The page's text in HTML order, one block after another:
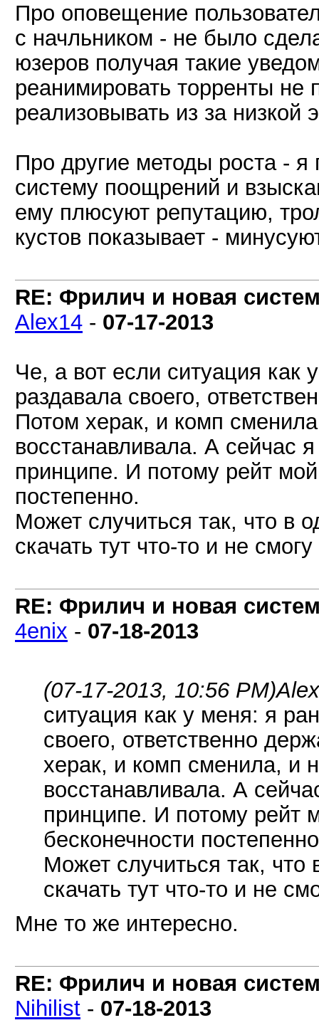
Про оповещение
с начльником - не было
юзеров получая такие
реанимировать торренты не
реализовывать из за низкой
Про другие методы роста -
систему поощрений и
ему плюсуют репутацию,
кустов показывает -
RE: Фрилич и новая
Alex14 - 07-17-2013
Че, а вот если ситуация как
раздавала своего,
Потом херак, и комп
восстанавливала. А сейчас
принципе. И потому рейт
постепенно.
Может случиться так, что в
скачать тут что-то и не
RE: Фрилич и новая
4enix - 07-18-2013
(07-17-2013, 10:56 PM)
ситуация как у меня: я
своего, ответственно
херак, и комп сменила, и
восстанавливала. А
принципе. И потому рейт
бесконечности
Может случиться так, что
скачать тут что-то и не
Мне то же интересно.
RE: Фрилич и новая
Nihilist - 07-18-2013